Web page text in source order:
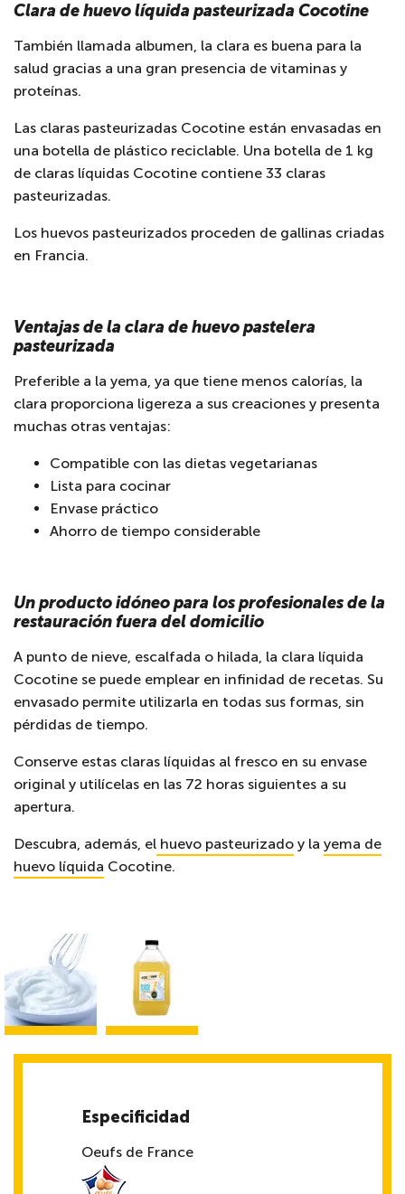
Clara de huevo líquida pasteurizada Cocotine
También llamada albumen, la clara es buena para la
salud gracias a una gran presencia de vitaminas y
proteínas.
Las claras pasteurizadas Cocotine están envasadas en
una botella de plástico reciclable. Una botella de 1 kg
de claras líquidas Cocotine contiene 33 claras
pasteurizadas.
Los huevos pasteurizados proceden de gallinas criadas
en Francia.
Ventajas de la clara de huevo pastelera
pasteurizada
Preferible a la yema, ya que tiene menos calorías, la
clara proporciona ligereza a sus creaciones y presenta
muchas otras ventajas:
Compatible con las dietas vegetarianas
Lista para cocinar
Envase práctico
Ahorro de tiempo considerable
Un producto idóneo para los profesionales de la
restauración fuera del domicilio
A punto de nieve, escalfada o hilada, la clara líquida
Cocotine se puede emplear en infinidad de recetas. Su
envasado permite utilizarla en todas sus formas, sin
pérdidas de tiempo.
Conserve estas claras líquidas al fresco en su envase
original y utilícelas en las 72 horas siguientes a su
apertura.
Descubra, además, el huevo pasteurizado y la yema de
huevo líquida Cocotine.
Especificidad
Oeufs de France